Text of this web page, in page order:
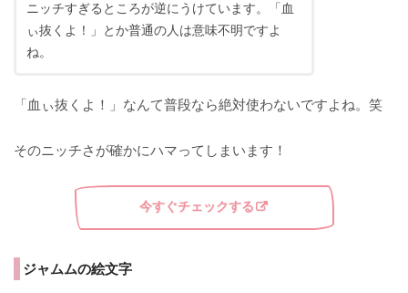
ニッチすぎるところが逆にうけています。「血
ぃ抜くよ！」とか普通の人は意味不明ですよ
ね。
「血ぃ抜くよ！」なんて普段なら絶対使わないですよね。笑
そのニッチさが確かにハマってしまいます！
今すぐチェックする
ジャムムの絵文字